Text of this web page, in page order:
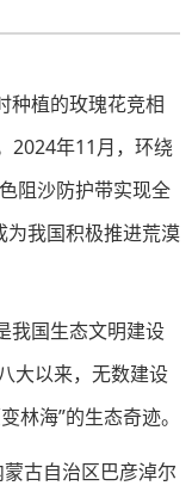
种植的玫瑰花竞相
2024年11月，环绕
阻沙防护带实现全
为我国积极推进荒漠
我国生态文明建设
大以来，无数建设
林海”的生态奇迹。
古自治区巴彦淖尔